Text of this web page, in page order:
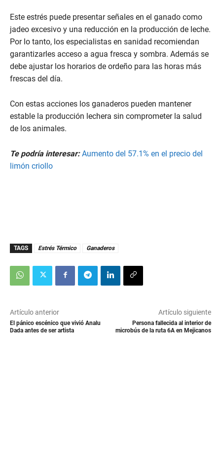
Este estrés puede presentar señales en el ganado como
jadeo excesivo y una reducción en la producción de leche.
Por lo tanto, los especialistas en sanidad recomiendan
garantizarles acceso a agua fresca y sombra. Además se
debe ajustar los horarios de ordeño para las horas más
frescas del día.
Con estas acciones los ganaderos pueden mantener
estable la producción lechera sin comprometer la salud
de los animales.
Te podría interesar: Aumento del 57.1% en el precio del
limón criollo
TAGS Estrés Térmico Ganaderos
Artículo anterior
El pánico escénico que vivió Analu
Dada antes de ser artista
Artículo siguiente
Persona fallecida al interior de
microbús de la ruta 6A en Mejicanos